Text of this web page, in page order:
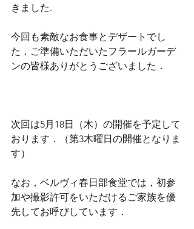
きました.
今回も素敵なお食事とデザートでし
た．ご準備いただいたフラールガーデ
ンの皆様ありがとうございました．
次回は5月18日（木）の開催を予定して
おります．（第3木曜日の開催となりま
す）
なお，ベルヴィ春日部食堂では，初参
加や撮影許可をいただけるご家族を優
先してお呼びしています．